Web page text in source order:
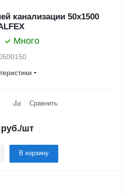
канализации 50x1500
Много
Сравнить
руб./шт
В корзину